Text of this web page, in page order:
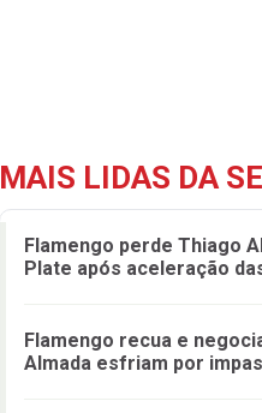
MAIS LIDAS DA
Flamengo perde Thiago
Plate após aceleração
Flamengo recua e
Almada esfriam por